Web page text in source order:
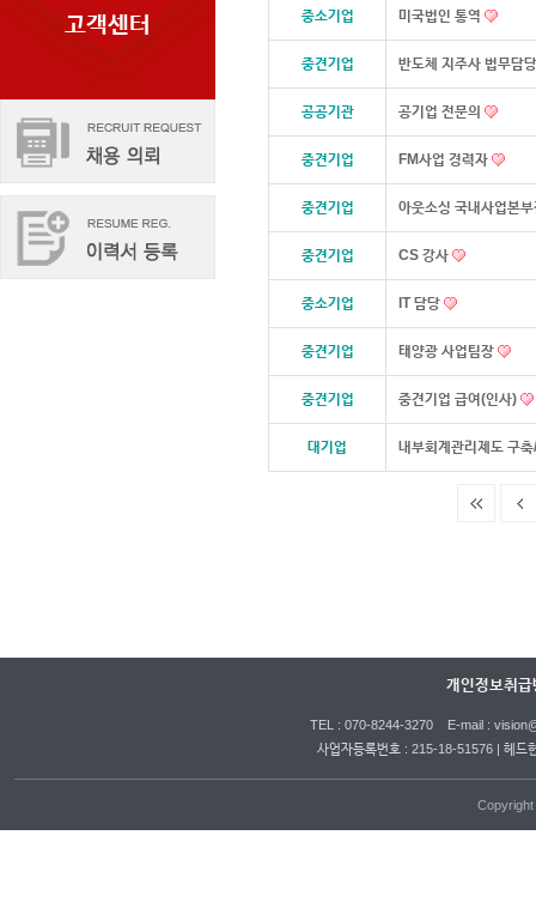
고객센터 중소기업 미국법인 통역
중견기업 반도체 지주사 법무담
공공기관 공기업 전문의
중견기업 FM사업 경력자
중견기업 아웃소싱 국내사업본
중견기업 CS 강사
중소기업 IT 담당
중견기업 태양광 사업팀장
중견기업 중견기업 급여(인사)
대기업 내부회계관리제도 구
개인정보취급
TEL : 070-8244-3270 E-mail :
사업자등록번호 : 215-18-51576 | 헤드